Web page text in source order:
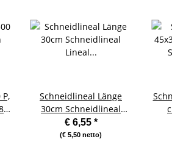
Schneidlineal Länge
30cm Schneidlineal
Lineal eloxiert Alu
rutschfest
€ 6,55 *
(€ 5,50 netto)